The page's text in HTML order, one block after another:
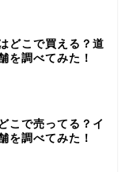
どこで買える？道
を調べてみた！
こで売ってる？イ
を調べてみた！